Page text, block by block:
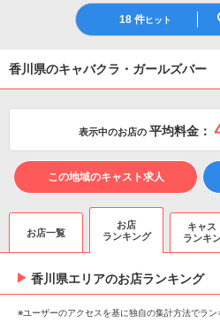
18 件ヒット
香川県のキャバクラ・ガールズバー
表示中のお店の 平均料金：
この地域のキャスト求人
お店一覧
お店
ランキング
キャス
ランキ
香川県エリアのお店ランキング
※ユーザーのアクセスを基に独自の集計方法でラ